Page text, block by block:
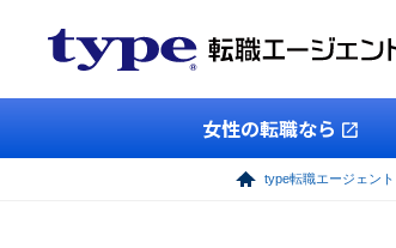
女性の転職なら
type転職エージェント